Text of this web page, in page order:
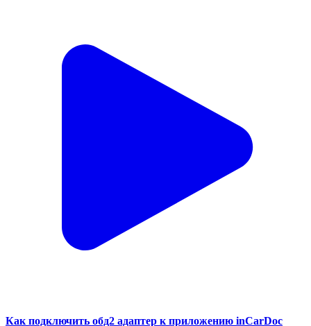
Как подключить обд2 адаптер к приложению inCarDoc